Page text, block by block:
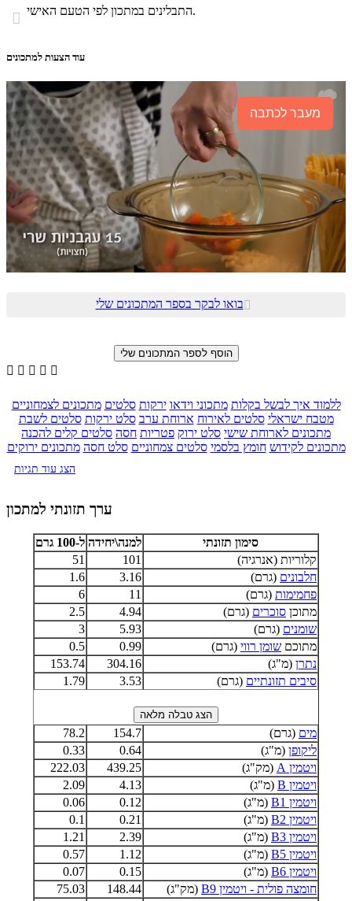
 התבלינים במתכון לפי הטעם האישי.
עוד הצעות למתכונים
מעבר לכתבה
בואו לבקר בספר המתכונים שלי
    
ללמוד איך לבשל בקלות מתכוני וידאו ירקות סלטים מתכונים לצמחוניים
מטבח ישראלי סלטים לאירוח ארוחת ערב סלט ירקות סלטים לשבת
מתכונים לארוחת שישי סלט ירוק פטריות חסה סלטים קלים להכנה
מתכונים לקידוש חומץ בלסמי סלטים צמחוניים סלט חסה מתכונים ירוקים
הצג עוד תגיות
ערך תזונתי למתכון
סימון תזונתי למנה\יחידה ל-100 גרם
קלוריות (אנרגיה)
101
51
חלבונים (גרם) 3.16
1.6
פחמימות (גרם) 11
6
מתוכן סוכרים (גרם) 4.94
2.5
שומנים (גרם) 5.93
3
מתוכם שומן רווי (גרם) 0.99
0.5
נתרן (מ"ג) 304.16
153.74
סיבים תזונתיים (גרם) 3.53
1.79
מים (גרם) 154.7
78.2
ליקופן (מ"ג) 0.64
0.33
ויטמין A
(מק"ג) 439.25
222.03
ויטמין B
(מ"ג) 4.13
2.09
ויטמין B1
(מ"ג) 0.12
0.06
ויטמין B2
(מ"ג) 0.21
0.1
ויטמין B3
(מ"ג) 2.39
1.21
ויטמין B5
(מ"ג) 1.12
0.57
ויטמין B6
(מ"ג) 0.15
0.07
חומצה פולית - ויטמין B9
(מק"ג) 148.44
75.03